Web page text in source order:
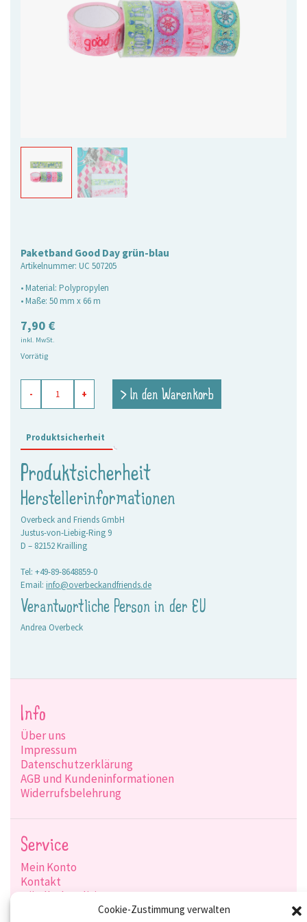
Cookie-Zustimmung verwalten
Paketband Good Day grün-blau
Artikelnummer: UC 507205
• Material: Polypropylen
• Maße: 50 mm x 66 m
7,90 €
inkl. MwSt.
Vorrätig
Good
Day
blau
Menge
- + > In den Warenkorb
Produktsicherheit
Produktsicherheit
Herstellerinformationen
Overbeck and Friends GmbH
Justus-von-Liebig-Ring 9
D – 82152 Krailling
Tel: +49-89-8648859-0
Email: info@overbeckandfriends.de
Verantwortliche Person in der EU
Andrea Overbeck
Info
Über uns
Impressum
Datenschutzerklärung
AGB und Kundeninformationen
Widerrufsbelehrung
Service
Mein Konto
Kontakt
Händlerkonditionen